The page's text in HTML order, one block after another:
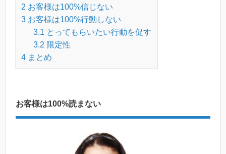
2 お客様は100%信じない
3 お客様は100%行動しない
3.1 とってもらいたい行動を促す
3.2 限定性
4 まとめ
お客様は100%読まない